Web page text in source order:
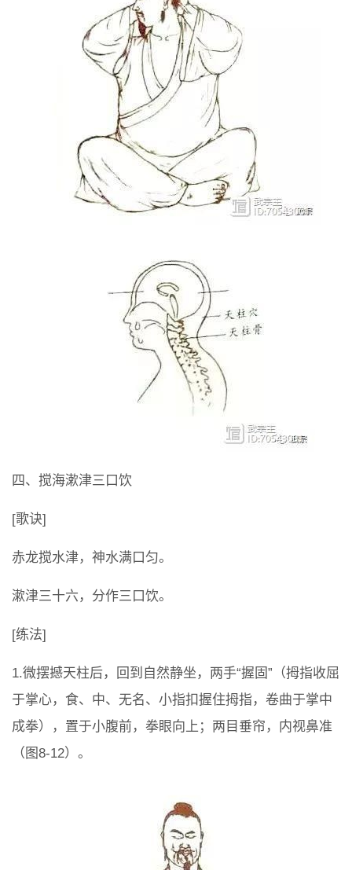
四、搅海漱津三口饮
[歌诀]
赤龙搅水津，神水满口匀。
漱津三十六，分作三口饮。
[练法]
1.微摆撼天柱后，回到自然静坐，两手“握固”（拇指收屈
于掌心，食、中、无名、小指扣握住拇指，卷曲于掌中
成拳），置于小腹前，拳眼向上；两目垂帘，内视鼻准
（图8-12）。